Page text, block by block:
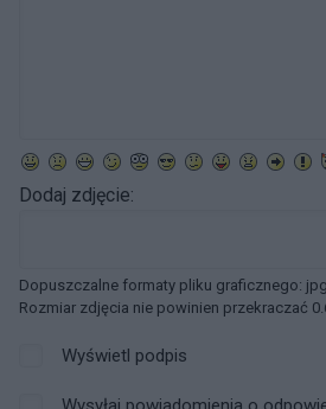
Dodaj zdjęcie:
Dopuszczalne formaty pliku graficznego:
Rozmiar zdjęcia nie powinien przekraczać
Wyświetl podpis